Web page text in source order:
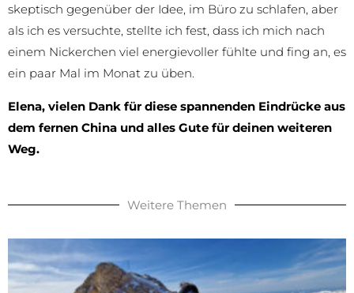
skeptisch gegenüber der Idee, im Büro zu schlafen, aber
als ich es versuchte, stellte ich fest, dass ich mich nach
einem Nickerchen viel energievoller fühlte und fing an, es
ein paar Mal im Monat zu üben.
Elena, vielen Dank für diese spannenden Eindrücke aus
dem fernen China und alles Gute für deinen weiteren
Weg.
Weitere Themen